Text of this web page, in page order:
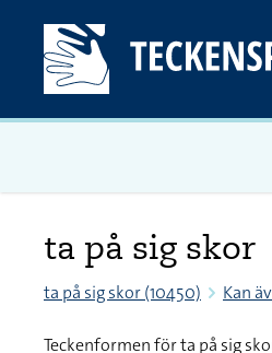
ta på sig skor
ta på sig skor (10450) Kan
Teckenformen för ta på sig